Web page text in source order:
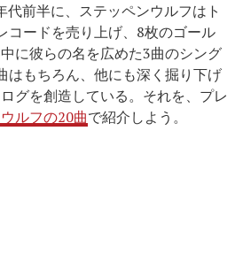
代前半に、ステッペンウルフはト
コードを売り上げ、8枚のゴール
に彼らの名を広めた3曲のシング
はもちろん、他にも深く掘り下げ
グを創造している。それを、プレ
ルフの20曲で紹介しよう。